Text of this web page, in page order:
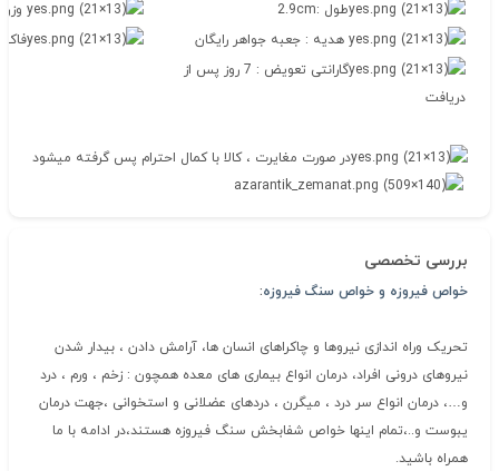
طول :2.9cm
وزن :
هدیه : جعبه جواهر رایگان
گارانتی تعویض : 7 روز پس از
دریافت
در صورت مغایرت ، کالا با کمال احترام پس گرفته میشود
بررسی تخصصی
خواص فیروزه و خواص سنگ فیروزه:
تحریک وراه اندازی نیروها و چاکراهای انسان ها، آرامش دادن ، بیدار شدن
نیروهای درونی افراد، درمان انواع بیماری های معده همچون : زخم ، ورم ، درد
و…، درمان انواع سر درد ، میگرن ، دردهای عضلانی و استخوانی ،جهت درمان
یبوست و..،تمام اینها خواص شفابخش سنگ فیروزه هستند،در ادامه با ما
همراه باشید.